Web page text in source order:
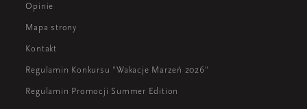
Opinie
Mapa strony
Kontakt
Regulamin Konkursu "Wakacje Marzeń 2026"
Regulamin Promocji Summer Edition